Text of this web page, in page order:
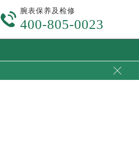

腕表保养及检修
400-805-0023
